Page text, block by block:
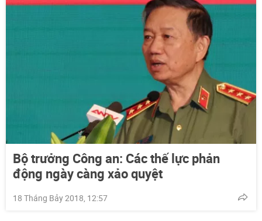
Bộ trưởng Công an: Các thế lực phản
động ngày càng xảo quyệt
18 Tháng Bảy 2018, 12:57